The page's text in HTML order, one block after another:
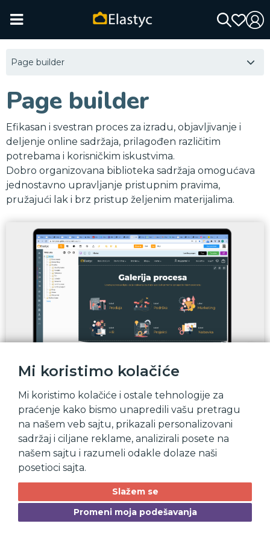
Mi koristimo kolačiće
Mi koristimo kolačiće i ostale tehnologije za
praćenje kako bismo unapredili vašu pretragu
na našem veb sajtu, prikazali personalizovani
sadržaj i ciljane reklame, analizirali posete na
našem sajtu i razumeli odakle dolaze naši
posetioci sajta.
Slažem se
Promeni moja podešavanja
Page builder
Page builder
Efikasan i svestran proces za izradu, objavljivanje i
deljenje online sadržaja, prilagođen različitim
potrebama i korisničkim iskustvima.
Dobro organizovana biblioteka sadržaja omogućava
jednostavno upravljanje pristupnim pravima,
pružajući lak i brz pristup željenim materijalima.
Saznaćete na ovoj strani
Organizacija sadržaja
Sadržaj
Autorizacija pristupa
SEO
Predefinisana podešavanja